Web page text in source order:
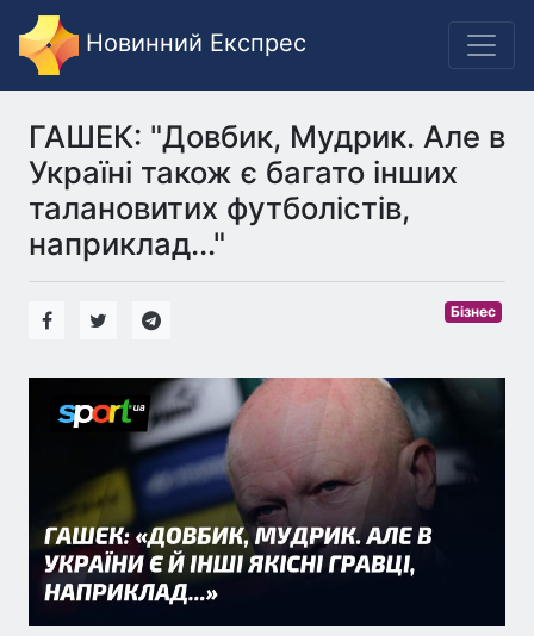
Новинний Експрес
ГАШЕК: "Довбик, Мудрик. Але в
Україні також є багато інших
талановитих футболістів,
наприклад..."
Бізнес